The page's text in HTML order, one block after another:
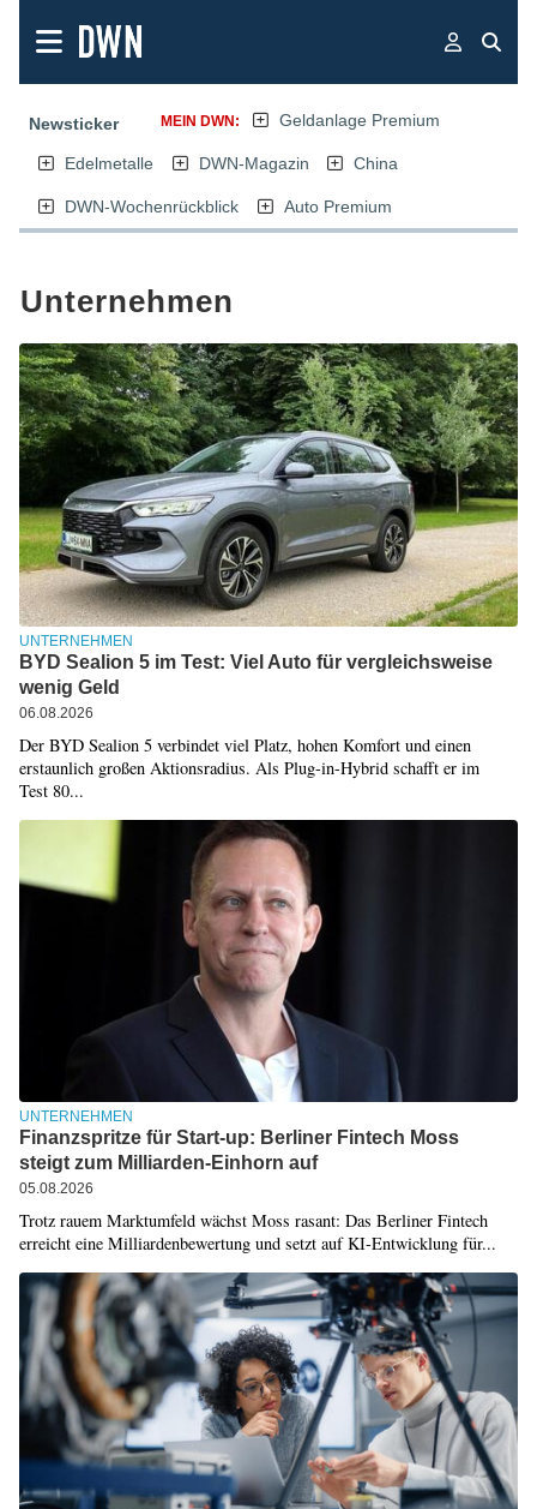
Newsticker MEIN DWN: Geldanlage Premium
Edelmetalle DWN-Magazin China
DWN-Wochenrückblick Auto Premium
Unternehmen
UNTERNEHMEN
BYD Sealion 5 im Test: Viel Auto für vergleichsweise
wenig Geld
06.08.2026
Der BYD Sealion 5 verbindet viel Platz, hohen Komfort und einen
erstaunlich großen Aktionsradius. Als Plug-in-Hybrid schafft er im
Test 80...
UNTERNEHMEN
Finanzspritze für Start-up: Berliner Fintech Moss
steigt zum Milliarden-Einhorn auf
05.08.2026
Trotz rauem Marktumfeld wächst Moss rasant: Das Berliner Fintech
erreicht eine Milliardenbewertung und setzt auf KI-Entwicklung für...